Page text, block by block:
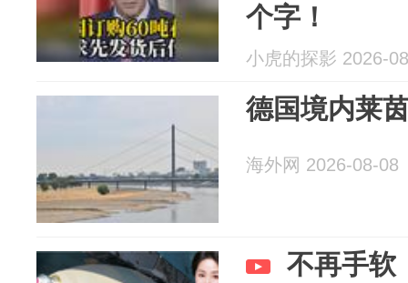
个字！
小虎的探影 2026-
德国境内莱
海外网 2026-08-08
不再手软